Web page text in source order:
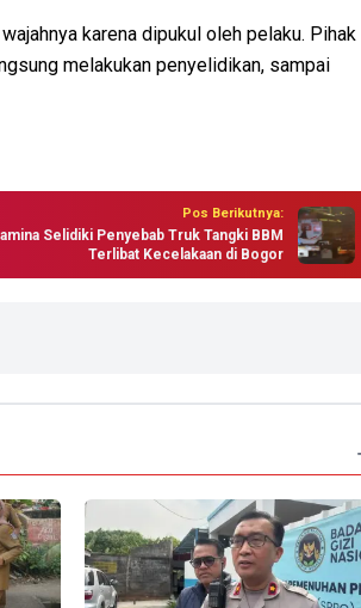
karena dipukul oleh pelaku. Pihak
melakukan penyelidikan, sampai
Pos Berikutnya:
Selidiki Penyebab Truk Tangki BBM
Terlibat Kecelakaan di Bogor